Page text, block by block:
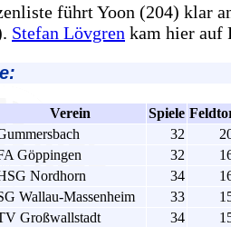
führt Yoon (204) klar
Stefan Lövgren kam hier auf
Verein Spiele
32
Göppingen 32
Nordhorn 34
Wallau-Massenheim 33
Großwallstadt 34